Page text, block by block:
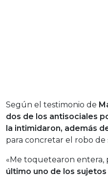
Según el testimonio de
dos de los antisociales
la intimidaron, además
para concretar el robo de
«Me toquetearon entera,
último uno de los sujetos